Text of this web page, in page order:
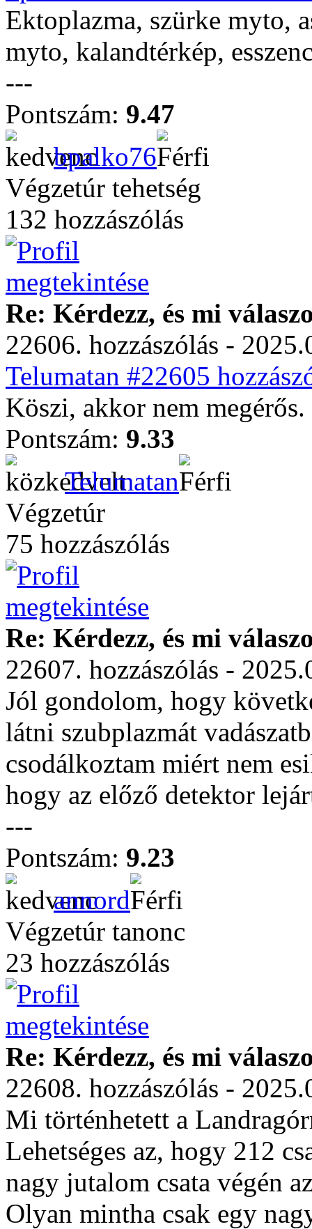
Ektoplazma, szürke myto,
myto, kalandtérkép,
---
Pontszám: 9.47
bpalko76
Végzetúr tehetség
132 hozzászólás
Re: Kérdezz, és mi
22606. hozzászólás -
Telumatan #22605
Köszi, akkor nem megérős.
Pontszám: 9.33
Telumatan
Végzetúr
75 hozzászólás
Re: Kérdezz, és mi
22607. hozzászólás -
Jól gondolom, hogy
látni szubplazmát
csodálkoztam miért nem
hogy az előző detektor
---
Pontszám: 9.23
annord
Végzetúr tanonc
23 hozzászólás
Re: Kérdezz, és mi
22608. hozzászólás -
Mi történhetett a
Lehetséges az, hogy 212
nagy jutalom csata végén
Olyan mintha csak egy